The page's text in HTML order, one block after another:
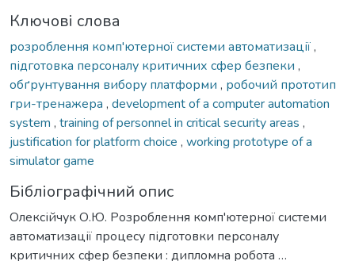
Ключові слова
розроблення комп'ютерної системи автоматизації,
підготовка персоналу критичних сфер безпеки ,
обґрунтування вибору платформи , робочий прототип
гри-тренажера , development of a computer automation
system , training of personnel in critical security areas ,
justification for platform choice , working prototype of a
simulator game
Бібліографічний опис
Олексійчук О.Ю. Розроблення комп'ютерної системи
автоматизації процесу підготовки персоналу
критичних сфер безпеки : дипломна робота …